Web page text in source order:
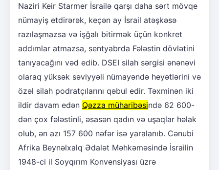
Naziri Keir Starmer İsrailə qarşı daha sərt mövqe
nümayiş etdirərək, keçən ay İsrail atəşkəsə
razılaşmazsa və işğalı bitirmək üçün konkret
addımlar atmazsa, sentyabrda Fələstin dövlətini
tanıyacağını vəd edib. DSEI silah sərgisi ənənəvi
olaraq yüksək səviyyəli nümayəndə heyətlərini və
özəl silah podratçılarını qəbul edir. Təxminən iki
ildir davam edən Qəzza müharibəsində 62 600-
dən çox fələstinli, əsasən qadın və uşaqlar həlak
olub, ən azı 157 600 nəfər isə yaralanıb. Cənubi
Afrika Beynəlxalq Ədalət Məhkəməsində İsrailin
1948-ci il Soyqırım Konvensiyası üzrə